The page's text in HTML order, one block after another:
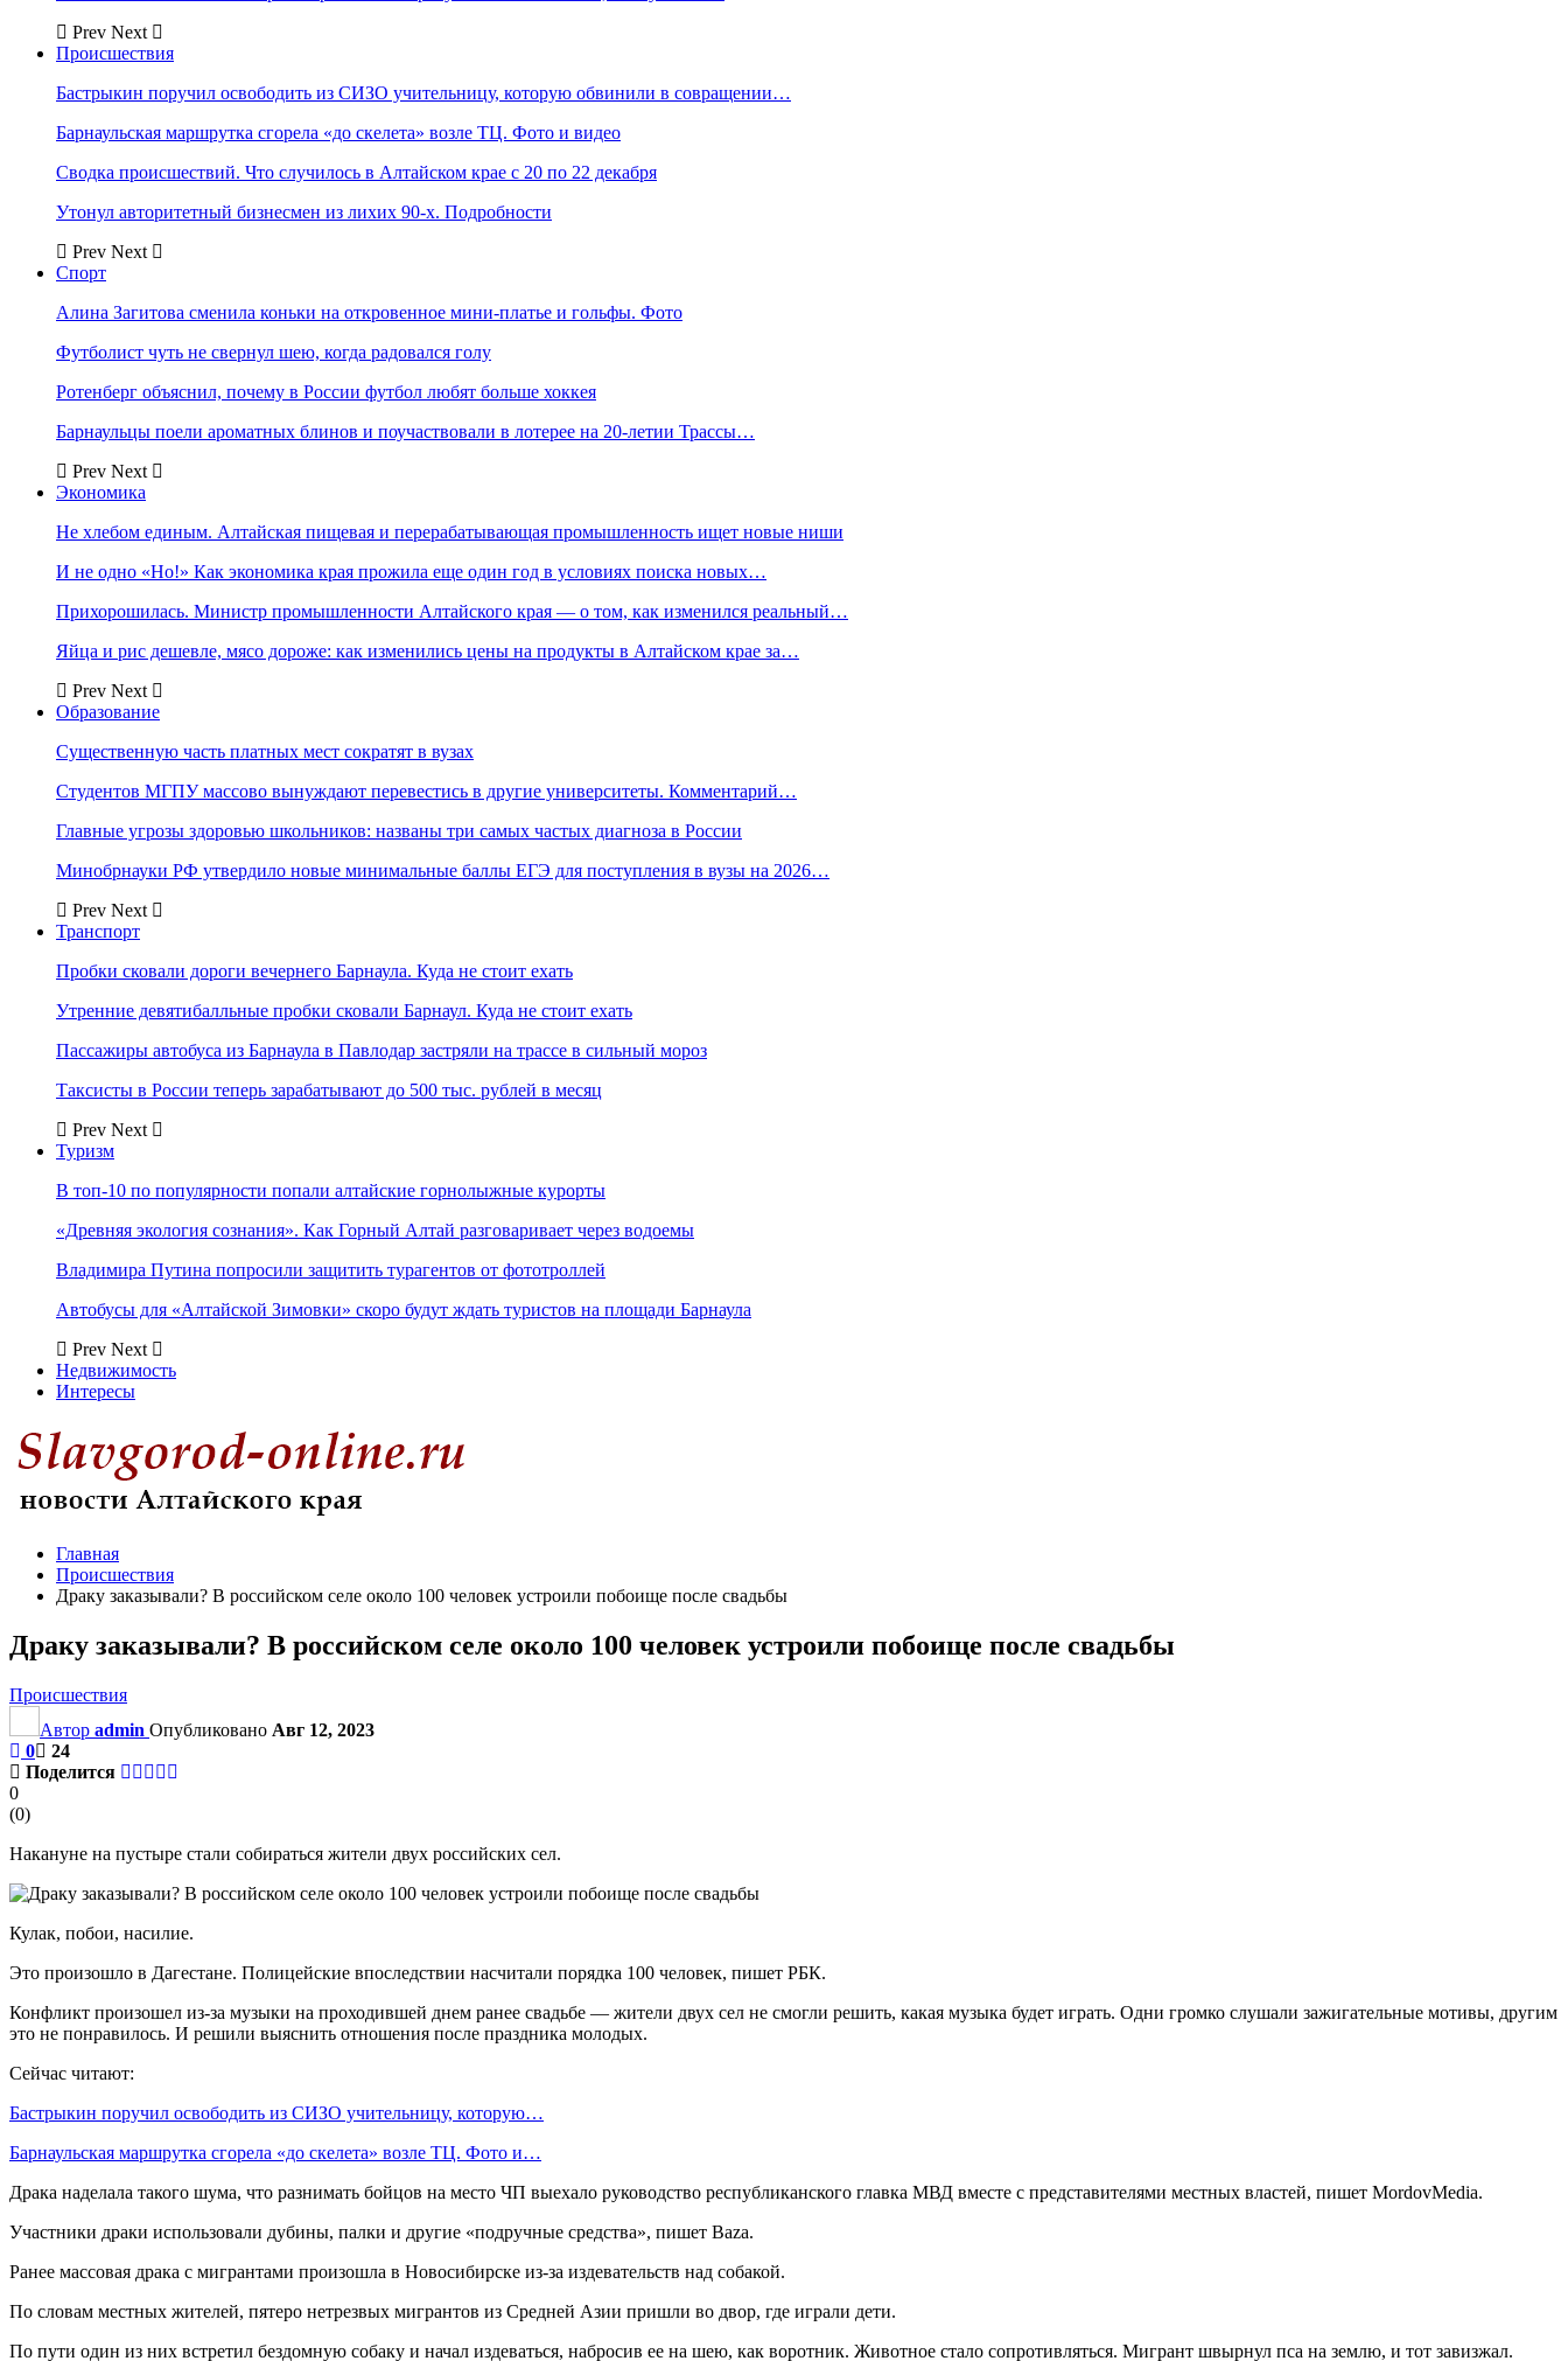
Prev Next
Происшествия
Бастрыкин поручил освободить из СИЗО учительницу, которую обвинили в совращении…
Барнаульская маршрутка сгорела «до скелета» возле ТЦ. Фото и видео
Сводка происшествий. Что случилось в Алтайском крае с 20 по 22 декабря
Утонул авторитетный бизнесмен из лихих 90-х. Подробности
Prev Next
Спорт
Алина Загитова сменила коньки на откровенное мини-платье и гольфы. Фото
Футболист чуть не свернул шею, когда радовался голу
Ротенберг объяснил, почему в России футбол любят больше хоккея
Барнаульцы поели ароматных блинов и поучаствовали в лотерее на 20-летии Трассы…
Prev Next
Экономика
Не хлебом единым. Алтайская пищевая и перерабатывающая промышленность ищет новые ниши
И не одно «Но!» Как экономика края прожила еще один год в условиях поиска новых…
Прихорошилась. Министр промышленности Алтайского края — о том, как изменился реальный…
Яйца и рис дешевле, мясо дороже: как изменились цены на продукты в Алтайском крае за…
Prev Next
Образование
Существенную часть платных мест сократят в вузах
Студентов МГПУ массово вынуждают перевестись в другие университеты. Комментарий…
Главные угрозы здоровью школьников: названы три самых частых диагноза в России
Минобрнауки РФ утвердило новые минимальные баллы ЕГЭ для поступления в вузы на 2026…
Prev Next
Транспорт
Пробки сковали дороги вечернего Барнаула. Куда не стоит ехать
Утренние девятибалльные пробки сковали Барнаул. Куда не стоит ехать
Пассажиры автобуса из Барнаула в Павлодар застряли на трассе в сильный мороз
Таксисты в России теперь зарабатывают до 500 тыс. рублей в месяц
Prev Next
Туризм
В топ-10 по популярности попали алтайские горнолыжные курорты
«Древняя экология сознания». Как Горный Алтай разговаривает через водоемы
Владимира Путина попросили защитить турагентов от фототроллей
Автобусы для «Алтайской Зимовки» скоро будут ждать туристов на площади Барнаула
Prev Next
Недвижимость
Интересы
Главная
Происшествия
Драку заказывали? В российском селе около 100 человек устроили побоище после свадьбы
Драку заказывали? В российском селе около 100 человек устроили побоище после свадьбы
Происшествия
Автор admin Опубликовано Авг 12, 2023
0
24
Поделится
0
(0)
Накануне на пустыре стали собираться жители двух российских сел.
Кулак, побои, насилие.
Это произошло в Дагестане. Полицейские впоследствии насчитали порядка 100 человек, пишет РБК.
Конфликт произошел из-за музыки на проходившей днем ранее свадьбе — жители двух сел не смогли решить, какая музыка будет играть. Одни громко слушали зажигательные мотивы, другим
это не понравилось. И решили выяснить отношения после праздника молодых.
Сейчас читают:
Бастрыкин поручил освободить из СИЗО учительницу, которую…
Барнаульская маршрутка сгорела «до скелета» возле ТЦ. Фото и…
Драка наделала такого шума, что разнимать бойцов на место ЧП выехало руководство республиканского главка МВД вместе с представителями местных властей, пишет MordovMedia.
Участники драки использовали дубины, палки и другие «подручные средства», пишет Baza.
Ранее массовая драка с мигрантами произошла в Новосибирске из-за издевательств над собакой.
По словам местных жителей, пятеро нетрезвых мигрантов из Средней Азии пришли во двор, где играли дети.
По пути один из них встретил бездомную собаку и начал издеваться, набросив ее на шею, как воротник. Животное стало сопротивляться. Мигрант швырнул пса на землю, и тот завизжал.